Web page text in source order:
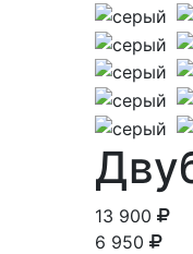
13 900
6 950